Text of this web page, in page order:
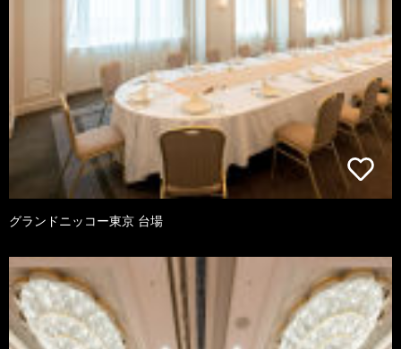
グランドニッコー東京 台場